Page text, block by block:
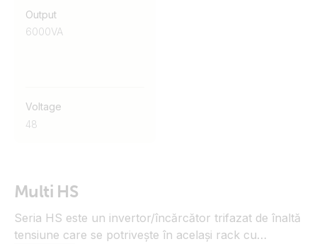
Output
6000VA
Voltage
48
Multi HS
Seria HS este un invertor/încărcător trifazat de înaltă
tensiune care se potrivește în același rack cu